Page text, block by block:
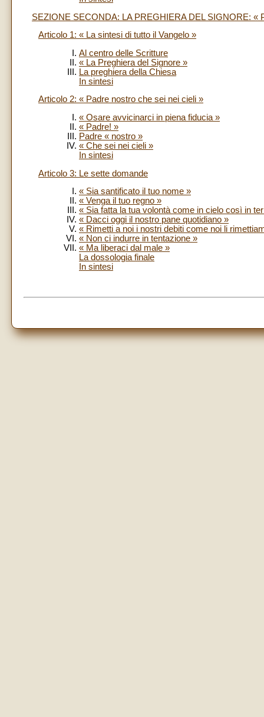
SEZIONE SECONDA: LA PREGHIERA DEL SIGNORE: «
Articolo 1: « La sintesi di tutto il Vangelo »
Al centro delle Scritture
« La Preghiera del Signore »
La preghiera della Chiesa
In sintesi
Articolo 2: « Padre nostro che sei nei cieli »
« Osare avvicinarci in piena fiducia »
« Padre! »
Padre « nostro »
« Che sei nei cieli »
In sintesi
Articolo 3: Le sette domande
« Sia santificato il tuo nome »
« Venga il tuo regno »
« Sia fatta la tua volontà come in cielo così in
« Dacci oggi il nostro pane quotidiano »
« Rimetti a noi i nostri debiti come noi li
« Non ci indurre in tentazione »
« Ma liberaci dal male »
La dossologia finale
In sintesi